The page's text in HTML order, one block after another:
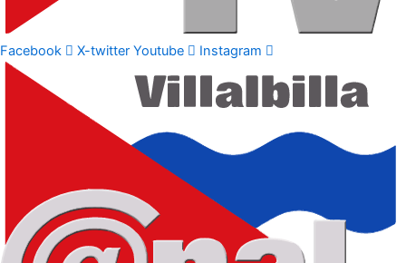
Facebook X-twitter Youtube Instagram